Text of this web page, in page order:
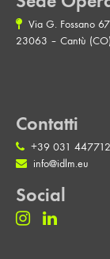
Via G. Fossano
23063 – Cantù (CO)
Contatti
+39 031
info@idlm.eu
Social